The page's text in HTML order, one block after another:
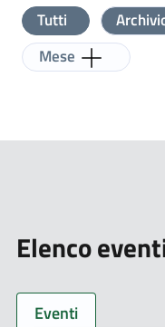
Tutti
Mese
Elenco
Eventi